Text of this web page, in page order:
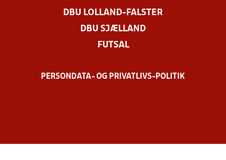
DBU LOLLAND-FALSTER
DBU SJÆLLAND
FUTSAL
PERSONDATA- OG PRIVATLIVS-POLITIK